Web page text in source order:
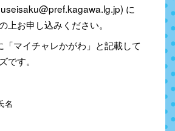
に
上お申し込みください。
マイチャレかがわ」と記載して
です。
名